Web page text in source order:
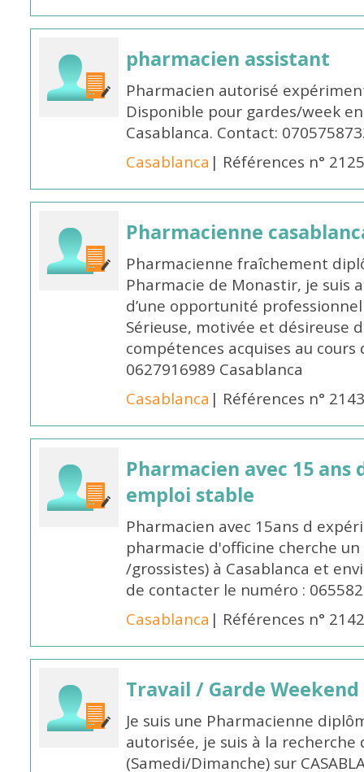
pharmacien assistant
Pharmacien autorisé
Disponible pour gardes/week
Casablanca. Contact:
Casablanca | Références n°
Pharmacienne
Pharmacienne fraîchement
Pharmacie de Monastir, je suis
d’une opportunité
Sérieuse, motivée et désireuse
compétences acquises au
0627916989 Casablanca
Casablanca | Références n°
Pharmacien avec 15
emploi stable
Pharmacien avec 15ans d
pharmacie d'officine cherche
/grossistes) à Casablanca et
de contacter le numéro :
Casablanca | Références n°
Travail / Garde Weekend
Je suis une Pharmacienne
autorisée, je suis à la
(Samedi/Dimanche) sur